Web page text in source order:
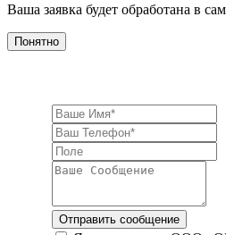
Ваша заявка будет обработана в
Понятно
Отправить сообщение